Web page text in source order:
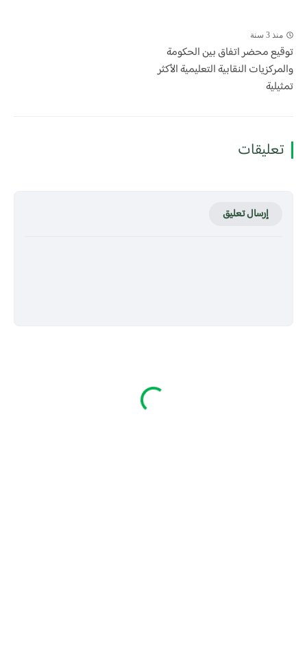
منذ 3 سنة
توقيع محضر اتفاق بين الحكومة
والمركزيات النقابية التعليمية الأكثر
تمثيلية
تعليقات
إرسال تعليق